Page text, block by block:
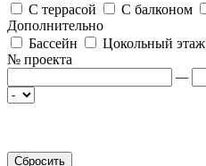
С террасой
С балконом
Дополнительно
Бассейн
Цокольный этаж
№ проекта
—